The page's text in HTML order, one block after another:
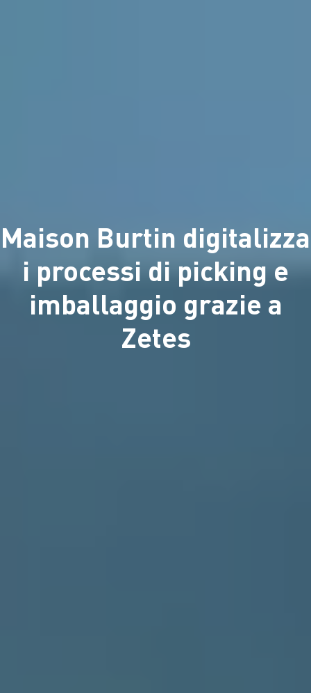
Maison Burtin digitalizza
i processi di picking e
imballaggio grazie a
Zetes